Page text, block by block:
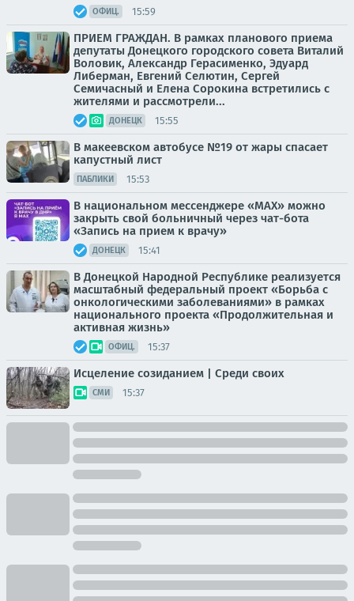
ОФИЦ. 15:59
ПРИЕМ ГРАЖДАН. В рамках планового приема
депутаты Донецкого городского совета Виталий
Воловик, Александр Герасименко, Эдуард
Либерман, Евгений Селютин, Сергей
Семичасный и Елена Сорокина встретились с
жителями и рассмотрели...
ДОНЕЦК 15:55
В макеевском автобусе №19 от жары спасает
капустный лист
ПАБЛИКИ 15:53
В национальном мессенджере «MAX» можно
закрыть свой больничный через чат-бота
«Запись на прием к врачу»
ДОНЕЦК 15:41
В Донецкой Народной Республике реализуется
масштабный федеральный проект «Борьба с
онкологическими заболеваниями» в рамках
национального проекта «Продолжительная и
активная жизнь»
ОФИЦ. 15:37
Исцеление созиданием | Среди своих
СМИ 15:37